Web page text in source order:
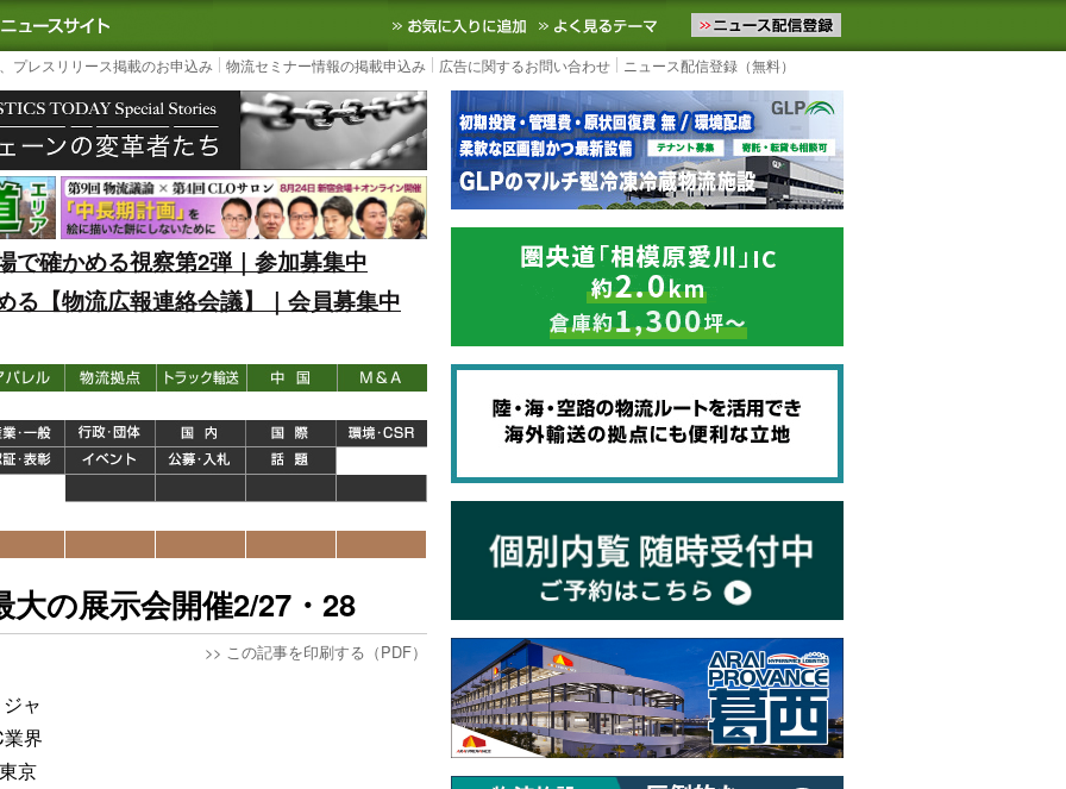
｜国内最大の物流ニュースサイト3PL, SCMなど国内外の最新の物流ニュースをお届けします。物流ニュースメール配信を登録す
お気に入りに追加 よく見るテーマ
プレスリリース掲載のお申込み 物流セミナー情報の掲載申込み 広告に関するお問い合わせ ニュース配信登録（無料）
で確かめる視察第2弾｜参加募集中
る【物流広報連絡会議】｜会員募集中
の展示会開催2/27・28
>> この記事を印刷する（PDF）
ャ
界
京